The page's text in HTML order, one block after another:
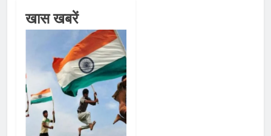
खास खबरें